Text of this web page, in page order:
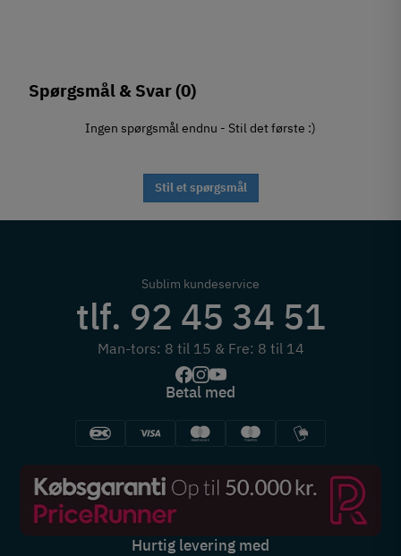
Spørgsmål & Svar(0)
Ingen spørgsmål endnu - Stil det første :)
Stil et spørgsmål
Sublim kundeservice
tlf. 92 45 34 51
Man-tors: 8 til 15 & Fre: 8 til 14
Betal med
Hurtig levering med